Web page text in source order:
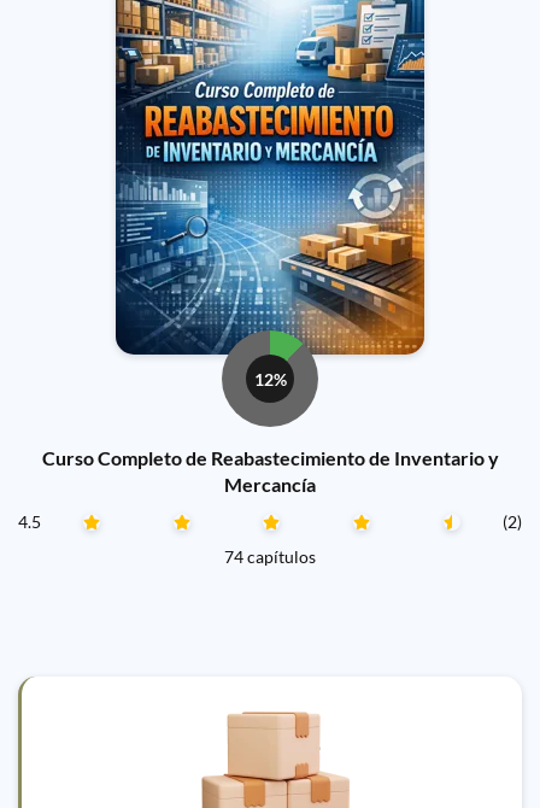
12%
Curso Completo de Reabastecimiento de Inventario y
Mercancía
4.5
(2)
74 capítulos